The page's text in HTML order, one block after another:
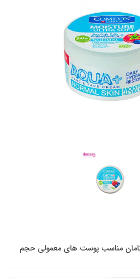
مناسب پوست های معمولی حجم